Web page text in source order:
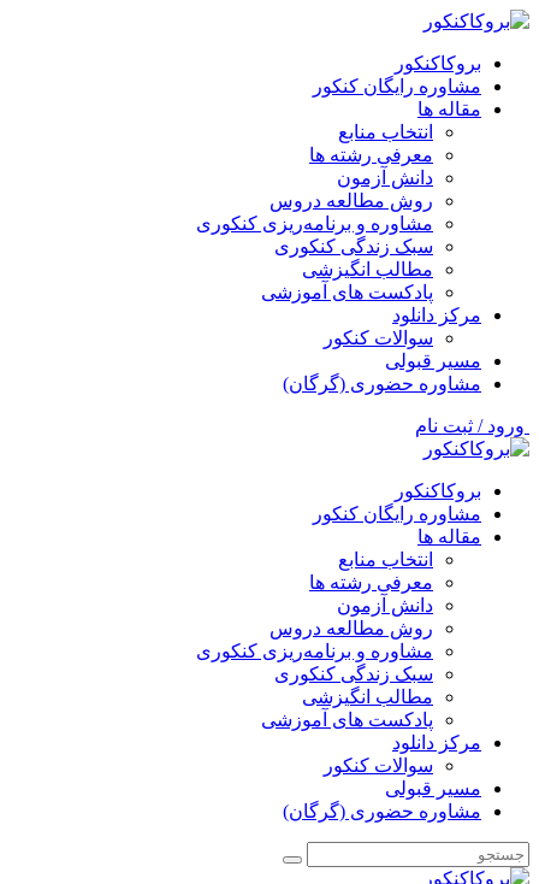
بروکاکنکور
مشاوره رایگان کنکور
مقاله ها
انتخاب منابع
معرفی رشته ها
دانش آزمون
روش مطالعه دروس
مشاوره و برنامه‌ریزی کنکوری
سبک زندگی کنکوری
مطالب انگیزشی
پادکست های آموزشی
مرکز دانلود
سوالات کنکور
مسیر قبولی
مشاوره حضوری (گرگان)
ورود / ثبت نام
بروکاکنکور
مشاوره رایگان کنکور
مقاله ها
انتخاب منابع
معرفی رشته ها
دانش آزمون
روش مطالعه دروس
مشاوره و برنامه‌ریزی کنکوری
سبک زندگی کنکوری
مطالب انگیزشی
پادکست های آموزشی
مرکز دانلود
سوالات کنکور
مسیر قبولی
مشاوره حضوری (گرگان)